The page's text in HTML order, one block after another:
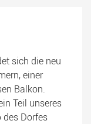
sich die neu
einer
Balkon.
Teil unseres
Dorfes